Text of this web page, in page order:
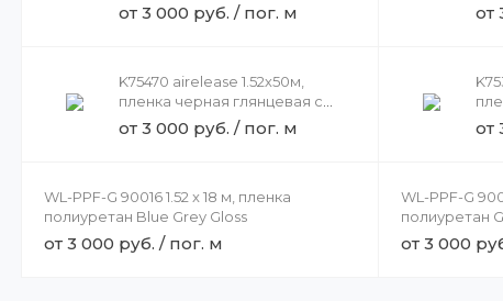
от 3 000 руб. / пог. м от
K75470 airelease 1.52х50м,
пленка черная глянцевая с
радугой
от 3 000 руб. / пог. м от
WL-PPF-G 90016 1.52 x 18 м, пленка
полиуретан Blue Grey Gloss
от 3 000 руб. / пог. м
WL-PPF-G
полиуретан
от 3 000